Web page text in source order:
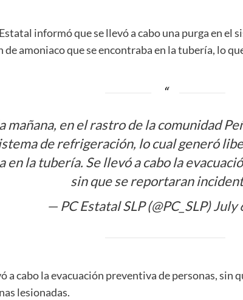
informó que se llevó a cabo una purga en el
de amoniaco que se encontraba en la tubería, lo
mañana, en el rastro de la comunidad
de refrigeración, lo cual generó
en la tubería. Se llevó a cabo la
sin que se reportaran
— PC Estatal SLP (@PC_SLP)July
a cabo la evacuación preventiva de personas, sin
lesionadas.